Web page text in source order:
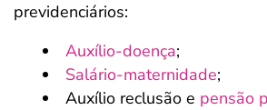
previdenciários:
Auxílio-doença;
Salário-maternidade;
Auxílio reclusão e pensão